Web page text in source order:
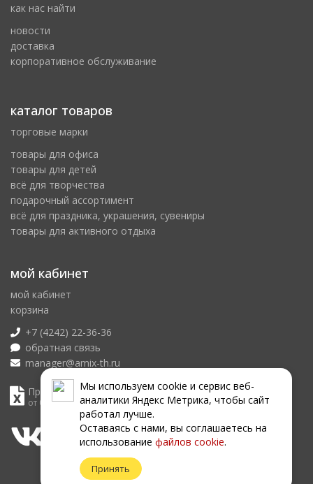
Мы используем сookie и сервис веб-
аналитики Яндекс Метрика, чтобы сайт
работал лучше.
Оставаясь с нами, вы соглашаетесь на
использование файлов сookie.
Принять
как нас найти
новости
доставка
корпоративное обслуживание
каталог товаров
торговые марки
товары для офиса
товары для детей
всё для творчества
подарочный ассортимент
всё для праздника, украшения, сувениры
товары для активного отдыха
мой кабинет
мой кабинет
корзина
+7 (4242) 22-36-36
обратная связь
manager@amix-th.ru
Прайс лист
от 07.08.2026